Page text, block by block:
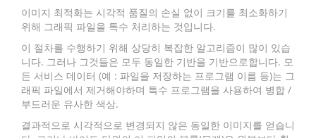
이미지 최적화는 시각적 품질의 손실 없이 크기를 최소화하기
위해 그래픽 파일을 특수 처리하는 것입니다.
이 절차를 수행하기 위해 상당히 복잡한 알고리즘이 많이 있습
니다. 그러나 그것들은 모두 동일한 기반을 기반으로합니다. 모
든 서비스 데이터 (예 : 파일을 저장하는 프로그램 이름 등)는 그
래픽 파일에서 제거해야하며 특수 프로그램을 사용하여 병합 /
부드러운 유사한 색상.
결과적으로 시각적으로 변경되지 않은 동일한 이미지를 얻습니